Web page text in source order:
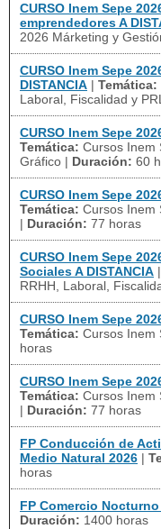
CURSO Inem Sepe
emprendedores A
2026 Márketing y
CURSO Inem Sepe
DISTANCIA | Temática:
Laboral, Fiscalidad y PRL
CURSO Inem Sepe
Temática: Cursos Inem
Gráfico | Duración: 60
CURSO Inem Sepe
Temática: Cursos Inem
| Duración: 77 horas
CURSO Inem Sepe
Sociales A DISTANCIA |
RRHH, Laboral,
CURSO Inem Sepe
Temática: Cursos Inem
horas
CURSO Inem Sepe
Temática: Cursos Inem
| Duración: 77 horas
FP Conducción de
Medio Natural 2026 |
horas
FP Comercio Nocturno
Duración: 1400 horas